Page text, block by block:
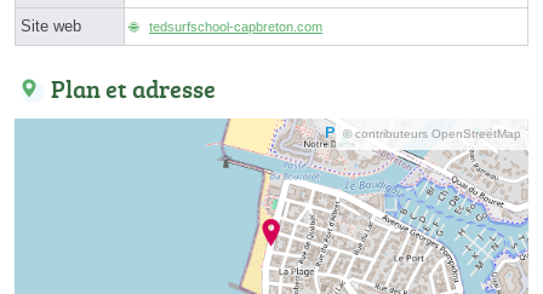
Site web tedsurfschool-capbreton.com
Plan et adresse
© contributeurs OpenStreetMap